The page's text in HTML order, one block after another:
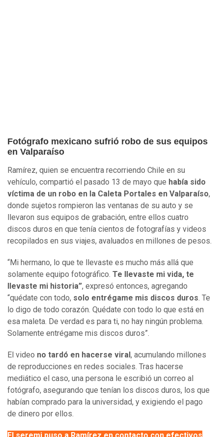
Fotógrafo mexicano sufrió robo de sus equipos
en Valparaíso
Ramírez, quien se encuentra recorriendo Chile en su
vehículo, compartió el pasado 13 de mayo que había sido
víctima de un robo en la Caleta Portales en Valparaíso,
donde sujetos rompieron las ventanas de su auto y se
llevaron sus equipos de grabación, entre ellos cuatro
discos duros en que tenía cientos de fotografías y videos
recopilados en sus viajes, avaluados en millones de pesos.
“Mi hermano, lo que te llevaste es mucho más allá que
solamente equipo fotográfico. Te llevaste mi vida, te
llevaste mi historia”, expresó entonces, agregando
“quédate con todo, solo entrégame mis discos duros. Te
lo digo de todo corazón. Quédate con todo lo que está en
esa maleta. De verdad es para ti, no hay ningún problema.
Solamente entrégame mis discos duros”.
El video no tardó en hacerse viral , acumulando millones
de reproducciones en redes sociales. Tras hacerse
mediático el caso, una persona le escribió un correo al
fotógrafo, asegurando que tenían los discos duros, los que
habían comprado para la universidad, y exigiendo el pago
de dinero por ellos.